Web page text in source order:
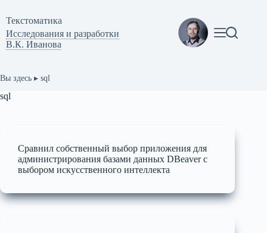
сути
Текстоматикa
Исследования и разработки
В.К. Иванова
Вы здесь ▸ sql
sql
Сравнил собственный выбор приложения для
администрирования базами данных DBeaver с
выбором искусственного интеллекта